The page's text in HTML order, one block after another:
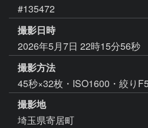
#135472
撮影日時
2026年5月7日 22時15分56秒
撮影方法
45秒×32枚・ISO1600・絞り
撮影地
埼玉県寄居町